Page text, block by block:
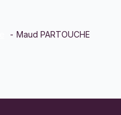
Maud PARTOUCHE